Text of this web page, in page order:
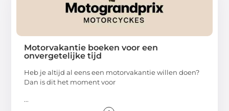
Motorvakantie boeken voor een
onvergetelijke tijd
Heb je altijd al eens een motorvakantie willen doen?
Dan is dit het moment voor
...